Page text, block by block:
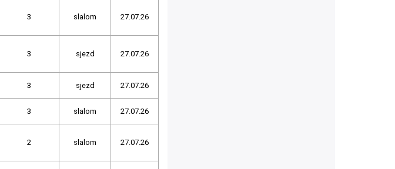
3 slalom 27.07.26
3 sjezd 27.07.26
3 sjezd 27.07.26
3 slalom 27.07.26
2 slalom 27.07.26